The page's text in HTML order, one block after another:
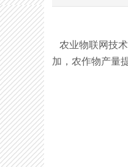
农业物联网技
加，农作物产量